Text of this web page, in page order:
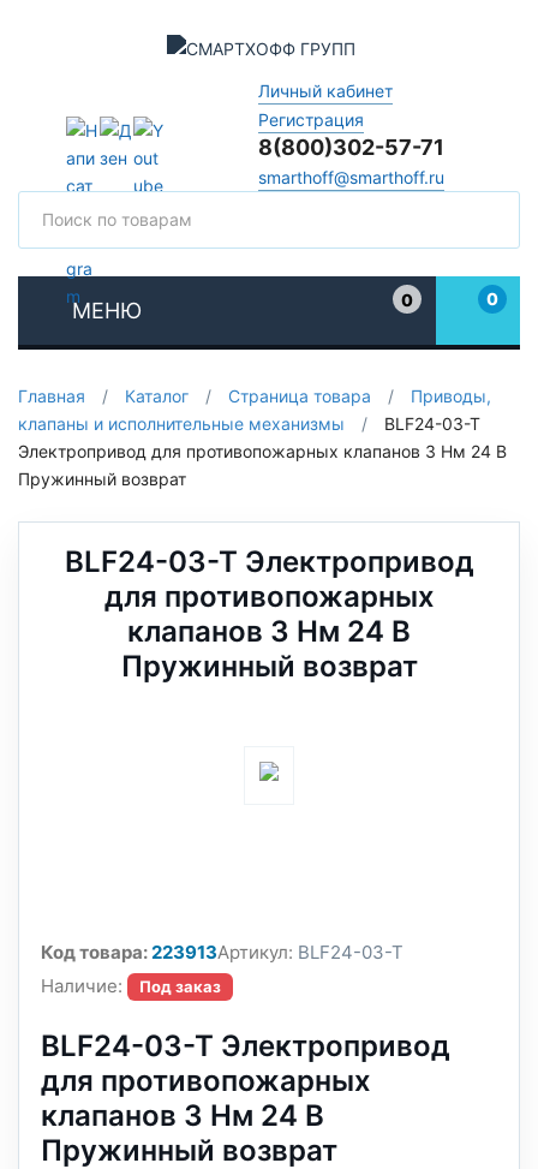
Личный кабинет
Регистрация
8(800)302-57-71
smarthoff@smarthoff.ru
МЕНЮ
0
0
Главная / Каталог / Страница товара /
Приводы,
клапаны и исполнительные механизмы
/
BLF24-03-T
Электропривод для противопожарных клапанов 3 Нм 24 В
Пружинный возврат
BLF24-03-T Электропривод
для противопожарных
клапанов 3 Нм 24 В
Пружинный возврат
Код товара:223913Артикул: BLF24-03-T
Наличие:
Под заказ
BLF24-03-T Электропривод
для противопожарных
клапанов 3 Нм 24 В
Пружинный возврат